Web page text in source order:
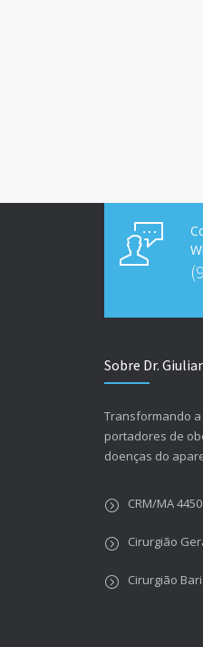
Sobre Dr.
Transformando
portadores de
doenças do
CRM/MA 4450
Cirurgião
Cirurgião